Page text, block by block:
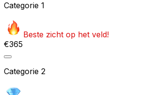
Categorie 1
Beste zicht op het veld!
€365
Categorie 2